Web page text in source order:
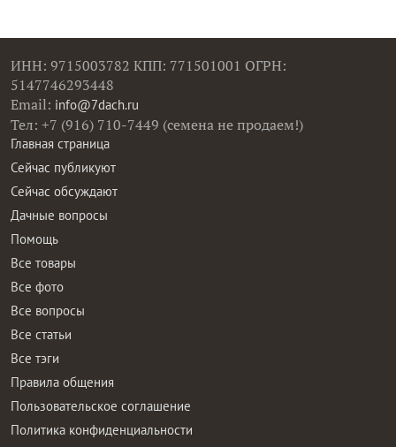
ИНН: 9715003782 КПП: 771501001 ОГРН:
5147746293448
Email: info@7dach.ru
Тел: +7 (916) 710-7449 (семена не продаем!)
Главная страница
Сейчас публикуют
Сейчас обсуждают
Дачные вопросы
Помощь
Все товары
Все фото
Все вопросы
Все статьи
Все тэги
Правила общения
Пользовательское соглашение
Политика конфиденциальности